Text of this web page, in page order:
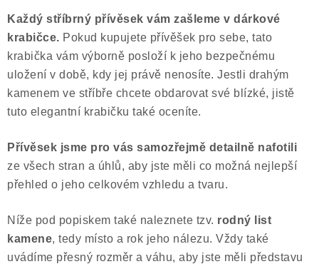
Každý stříbrný přívěsek vám zašleme v dárkové
krabičce. Pokud kupujete přívěšek pro sebe, tato
krabička vám výborně posloží k jeho bezpečnému
uložení v době, kdy jej právě nenosíte. Jestli drahým
kamenem ve stříbře chcete obdarovat své blízké, jistě
tuto elegantní krabičku také oceníte.
Přívěsek jsme pro vás samozřejmě detailně nafotili
ze všech stran a úhlů, aby jste měli co možná nejlepší
přehled o jeho celkovém vzhledu a tvaru.
Níže pod popiskem také naleznete tzv. rodný list
kamene, tedy místo a rok jeho nálezu. Vždy také
uvádíme přesný rozměr a váhu, aby jste měli představu